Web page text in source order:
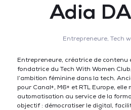
Adia
Entrepreneure,Tech
Entrepreneure, créatrice de contenu
fondatrice du Tech With Women
l’ambition féminine dans la tech.
pour Canal+, M6+ et RTL Europe, elle
automatisation au service de la
objectif : démocratiser le digital,